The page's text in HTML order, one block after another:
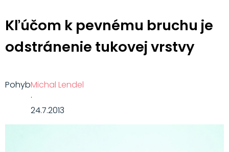
Kľúčom k pevnému bruchu je
odstránenie tukovej vrstvy
PohybMichal Lendel
·
24.7.2013